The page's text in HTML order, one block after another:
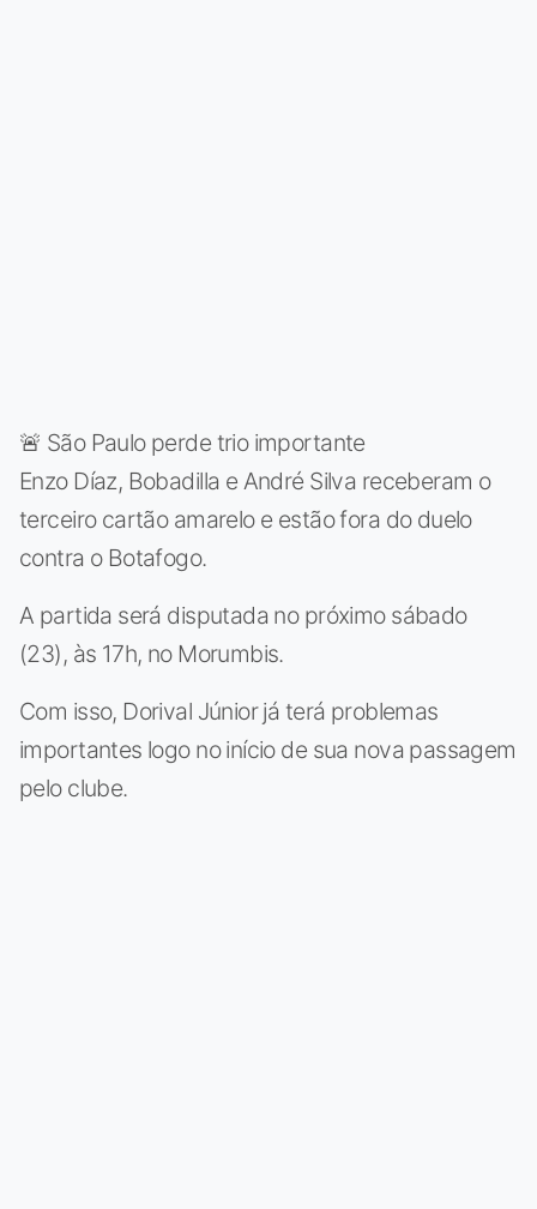
🚨 São Paulo perde trio importante
Enzo Díaz, Bobadilla e André Silva receberam o
terceiro cartão amarelo e estão fora do duelo
contra o Botafogo.
A partida será disputada no próximo sábado
(23), às 17h, no Morumbis.
Com isso, Dorival Júnior já terá problemas
importantes logo no início de sua nova passagem
pelo clube.